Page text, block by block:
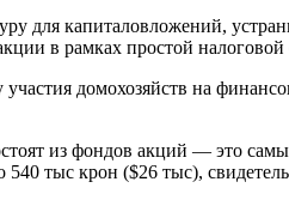
для капиталовложений,
в рамках простой
участия домохозяйств на
из фондов акций — это
тыс крон ($26 тыс),